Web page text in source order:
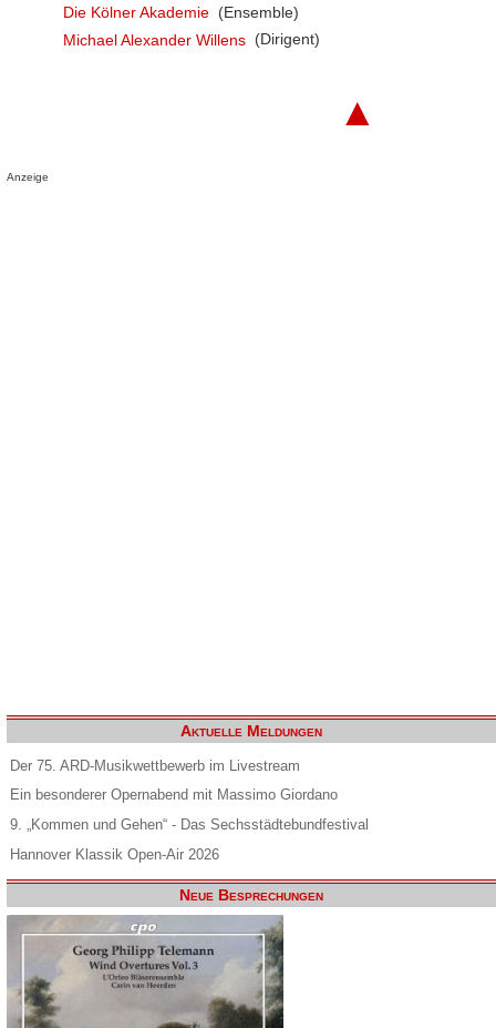
Die Kölner Akademie (Ensemble)
Michael Alexander Willens (Dirigent)
▲
Anzeige
Aktuelle Meldungen
Der 75. ARD-Musikwettbewerb im Livestream
Ein besonderer Opernabend mit Massimo Giordano
9. „Kommen und Gehen“ - Das Sechsstädtebundfestival
Hannover Klassik Open-Air 2026
Neue Besprechungen